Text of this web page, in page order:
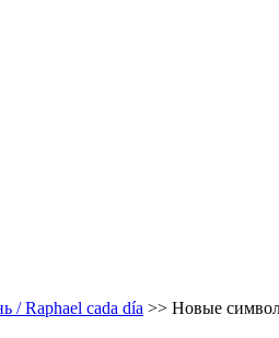
/ Raphael cada día >> Новые